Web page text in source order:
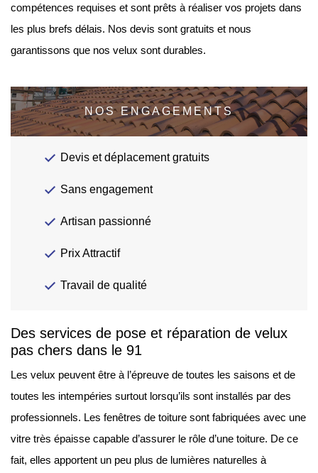
NOS ENGAGEMENTS
Devis et déplacement gratuits
Sans engagement
Artisan passionné
Prix Attractif
Travail de qualité
compétences requises et sont prêts à réaliser vos projets dans
les plus brefs délais. Nos devis sont gratuits et nous
garantissons que nos velux sont durables.
Des services de pose et réparation de velux
pas chers dans le 91
Les velux peuvent être à l’épreuve de toutes les saisons et de
toutes les intempéries surtout lorsqu’ils sont installés par des
professionnels. Les fenêtres de toiture sont fabriquées avec une
vitre très épaisse capable d’assurer le rôle d’une toiture. De ce
fait, elles apportent un peu plus de lumières naturelles à